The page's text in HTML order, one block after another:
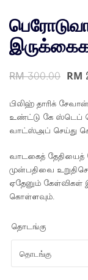
RM300.00 RM
பிலிஹ் தாரிக்
உண்ட்டு கே ஸ்டெப்
வாட்ஸ்அப் செய்து
வாடகைத் தேதியைத்
முன்பதிவை
ஏதேனும்
கொள்ளவும்.
தொடங்கு